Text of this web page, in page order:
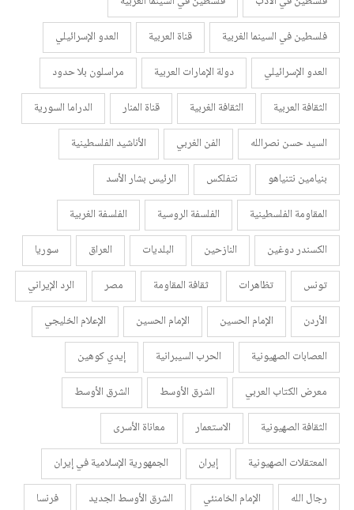
فلسطين في السينما الغربية
قناة العربية
العدو الإسرائيلي
العدو الإسرائيلي
دولة الإمارات العربية
مراسلون بلا حدود
الثقافة العربية
الثقافة الغربية قناة المنار
الدراما السورية
السيد حسن نصرالله
الفن الغربي
الأناشيد الفلسطينية
بنيامين نتنياهو
نتفلكس
الرئيس بشار الأسد
المقاومة الفلسطينية
الفلسفة الروسية
الفلسفة الغربية
الكسندر دوغين
النازحين البلديات العراق
سوريا
تونس
تظاهرات ثقافة المقاومة مصر
الرد الإيراني
الأردن
الإمام الحسين الإمام الحسين
الإعلام الخليجي
العصابات الصهيونية
الحرب السيبرانية
إيدي كوهين
معرض الكتاب العربي
الشرق الأوسط
الشرق الأوسط
الثقافة الصهيونية
الاستعمار
معاناة الأسرى
المعتقلات الصهيونية
إيران
الجمهورية الإسلامية في إيران
رجال الله
الإمام الخامنئي الشرق الأوسط الجديد
فرنسا